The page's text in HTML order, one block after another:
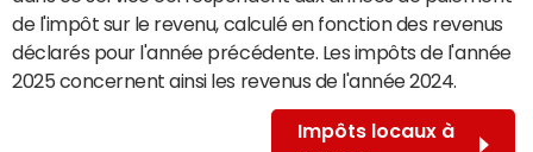
de l'impôt sur le revenu, calculé en fonction des revenus
déclarés pour l'année précédente. Les impôts de l'année
2025 concernent ainsi les revenus de l'année 2024.
Impôts locaux à